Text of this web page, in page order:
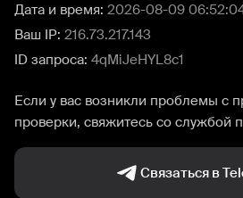
Дата и время: 2026-08-09
Ваш IP: 216.73.217.143
ID запроса: 4qMiJeHYL8c1
Если у вас возникли проблемы с
проверки, свяжитесь со службой
Связаться в